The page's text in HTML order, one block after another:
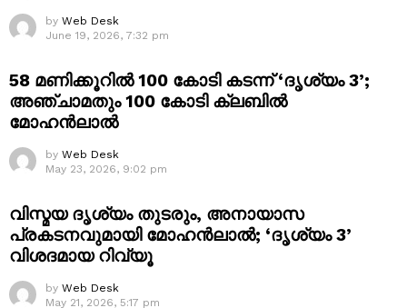
by Web Desk
June 19, 2026, 7:32 pm
58 മണിക്കൂറിൽ 100 കോടി കടന്ന് ‘ദൃശ്യം 3’;
അഞ്ചാമതും 100 കോടി ക്ലബിൽ
മോഹൻലാൽ
by Web Desk
May 23, 2026, 9:02 pm
വിസ്മയ ദൃശ്യം തുടരും, അനായാസ
പ്രകടനവുമായി മോഹൻലാൽ; ‘ദൃശ്യം 3’
വിശദമായ റിവ്യൂ
by Web Desk
May 21, 2026, 5:17 pm